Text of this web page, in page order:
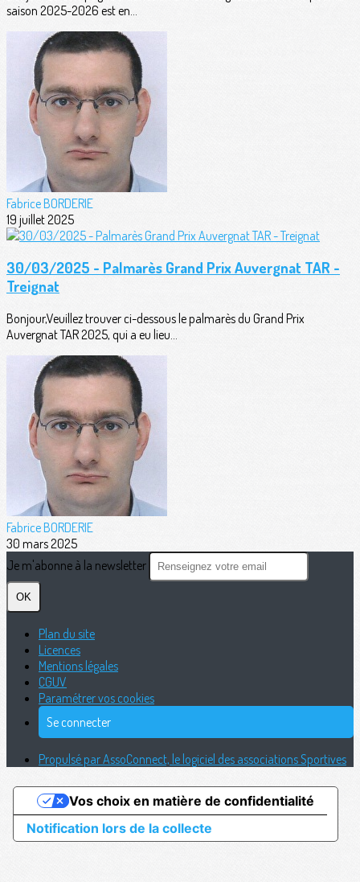
saison 2025-2026 est en...
Fabrice BORDERIE
19 juillet 2025
30/03/2025 - Palmarès Grand Prix Auvergnat TAR -
Treignat
Bonjour,Veuillez trouver ci-dessous le palmarès du Grand Prix
Auvergnat TAR 2025, qui a eu lieu...
Fabrice BORDERIE
30 mars 2025
Je m'abonne à la newsletter
OK
Plan du site
Licences
Mentions légales
CGUV
Paramétrer vos cookies
Se connecter
Propulsé par AssoConnect, le logiciel des associations Sportives
Notification lors de la collecte
Vos choix en matière de confidentialité